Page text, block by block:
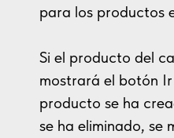
para los productos
Si el producto del
mostrará el botón
producto se ha
se ha eliminado, se